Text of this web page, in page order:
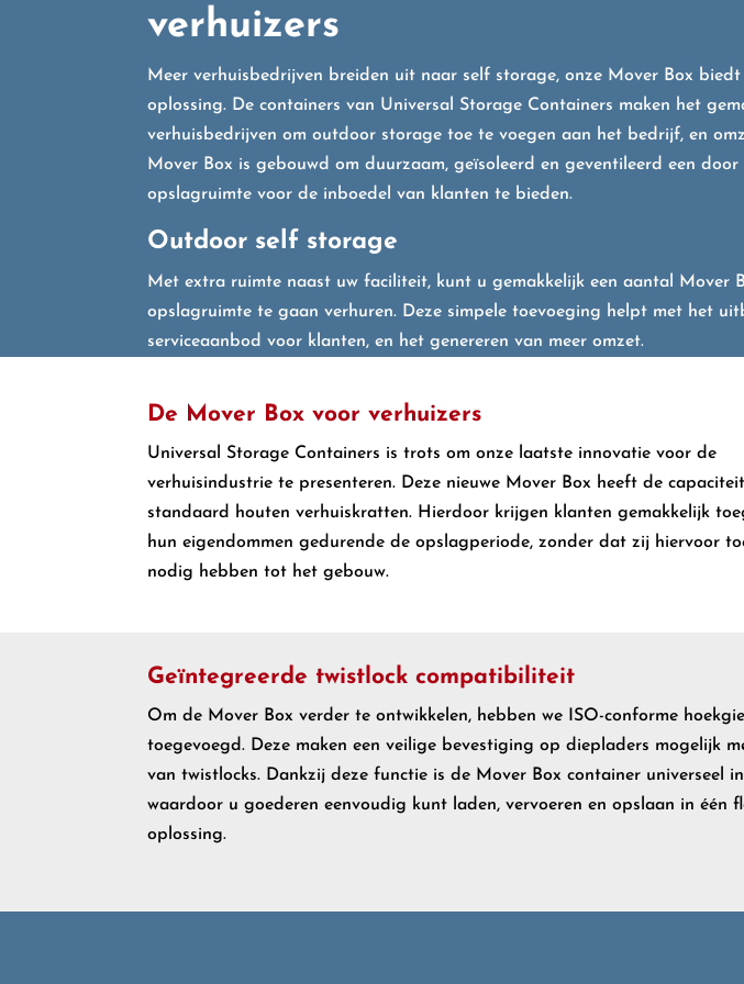
verhuizers
Meer verhuisbedrijven breiden uit naar self storage, onze Mover Box
oplossing. De containers van Universal Storage Containers maken het
verhuisbedrijven om outdoor storage toe te voegen aan het bedrijf, en
Mover Box is gebouwd om duurzaam, geïsoleerd en geventileerd een
opslagruimte voor de inboedel van klanten te bieden.
Outdoor self storage
Met extra ruimte naast uw faciliteit, kunt u gemakkelijk een aantal Mover
opslagruimte te gaan verhuren. Deze simpele toevoeging helpt met het
serviceaanbod voor klanten, en het genereren van meer omzet.
De Mover Box voor verhuizers
Universal Storage Containers is trots om onze laatste innovatie voor de
verhuisindustrie te presenteren. Deze nieuwe Mover Box heeft de
standaard houten verhuiskratten. Hierdoor krijgen klanten gemakkelijk
hun eigendommen gedurende de opslagperiode, zonder dat zij hiervoor
nodig hebben tot het gebouw.
Geïntegreerde twistlock compatibiliteit
Om de Mover Box verder te ontwikkelen, hebben we ISO-conforme
toegevoegd. Deze maken een veilige bevestiging op diepladers mogelijk
van twistlocks. Dankzij deze functie is de Mover Box container universeel
waardoor u goederen eenvoudig kunt laden, vervoeren en opslaan in één
oplossing.